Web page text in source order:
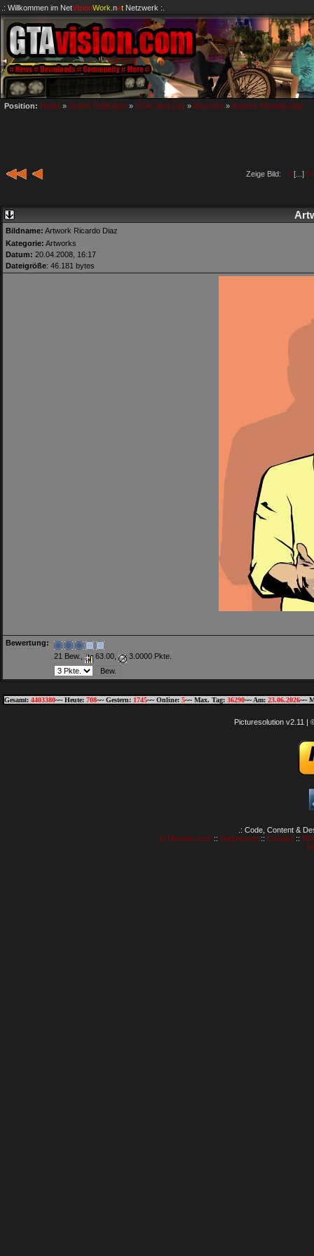
.: Willkommen im NetVisionWork .netNetzwerk :.
Position: Home » Grand Theft Auto » GTA: Vice City »Artworks »Artwork Ricardo Diaz
Zeige Bild: 1 [...] 3
Bildname: Artwork Ricardo Diaz
Kategorie: Artworks
Datum: 20.04.2008, 16:17
Dateigröße: 46.181 bytes
Bewertung:
21 Bew.,
63.00, 3.0000 Pkte.
Gesamt: 4403380~~ Heute: 708~~ Gestern: 1745~~ Online: 5~~ Max. Tag: 36290~~ Am: 23.06.2026~~
Picturesolution v2.11 |
.: Code, Content &
GTAvision.com:: Impressum:: Contact::